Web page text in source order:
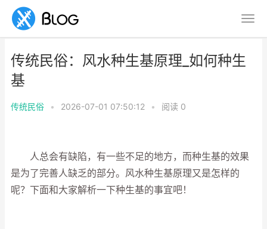
传统民俗：风水种生基原理_如何种生
基
传统民俗 • 2026-07-01 07:50:12 • 阅读 0
人总会有缺陷，有一些不足的地方，而种生基的效果
是为了完善人缺乏的部分。风水种生基原理又是怎样的
呢？下面和大家解析一下种生基的事宜吧！